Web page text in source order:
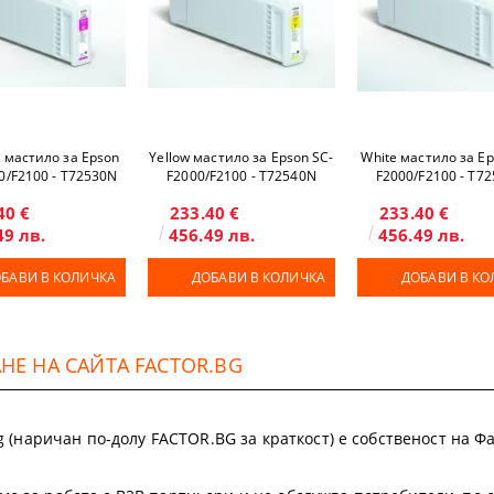
за Epson
F2100 - T72530N
€
лв.
В КОЛИЧКА
Yellow мастило за Epson SC-
F2000/F2100 - T72540N
233.40 €
456.49 лв.
ДОБАВИ В КОЛИЧКА
White мастило за
F2000/F2100 -
233.40 €
456.49 лв.
ДОБАВИ В
САЙТА FACTOR.BG
по-долу FACTOR.BG за краткост) е собственост на